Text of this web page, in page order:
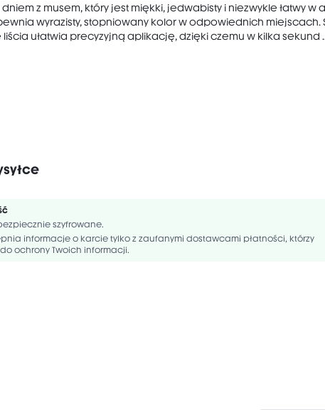
dniem z musem, który jest miękki, jedwabisty i niezwykle łatwy w
wyrazisty, stopniowany kolor w odpowiednich miejscach.
liścia ułatwia precyzyjną aplikację, dzięki czemu w kilka sekund
SILSESQUIOXANE CROSSPOLYMER, CAPRYLIC/CAPRIC
szyfrowane.
informacje o karcie tylko z zaufanymi dostawcami płatności, którzy
ochrony Twoich informacji.